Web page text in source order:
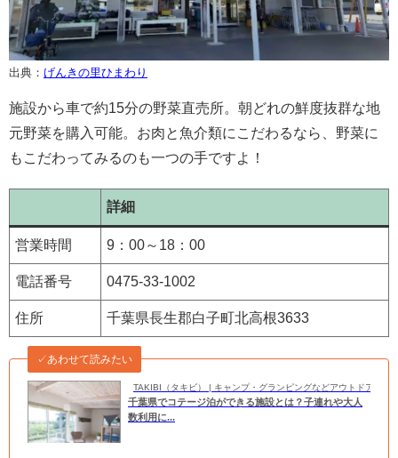
出典： げんきの里ひまわり
施設から車で約15分の野菜直売所。朝どれの鮮度抜群な地
元野菜を購入可能。お肉と魚介類にこだわるなら、野菜に
もこだわってみるのも一つの手ですよ！
詳細
営業時間 9：00～18：00
電話番号 0475-33-1002
住所 千葉県長生郡白子町北高根3633
TAKIBI（タキビ） | キャンプ・グランピングなどアウトドアの総
✓あわせて読みたい
千葉県でコテージ泊ができる施設とは？子連れや大人
数利用に...